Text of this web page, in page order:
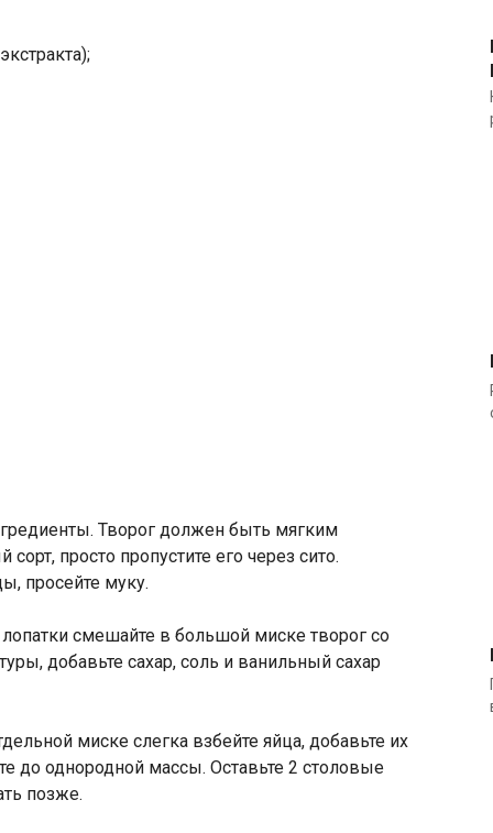
Творог должен быть мягким
просто пропустите его через сито.
просейте муку.
смешайте в большой миске творог со
добавьте сахар, соль и ванильный сахар
миске слегка взбейте яйца, добавьте их
до однородной массы. Оставьте 2 столовые
позже.